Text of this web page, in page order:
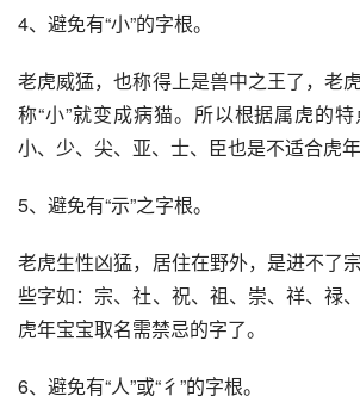
4、避免有“小”的字根。
老虎威猛，也称得上是兽中之王了，老
称“小”就变成病猫。所以根据属虎的特
小、少、尖、亚、士、臣也是不适合虎年
5、避免有“示”之字根。
老虎生性凶猛，居住在野外，是进不了
些字如：宗、社、祝、祖、崇、祥、禄
虎年宝宝取名需禁忌的字了。
6、避免有“人”或“彳”的字根。